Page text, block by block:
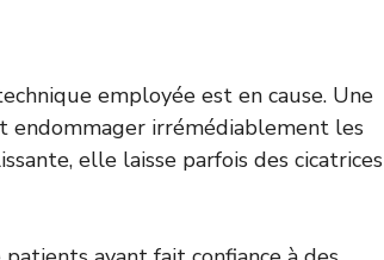
employée est en cause. Une
endommager irrémédiablement les
elle laisse parfois des cicatrices